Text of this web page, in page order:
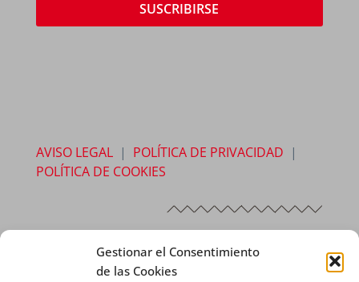
Gestionar el Consentimiento
de las Cookies
AVISO LEGAL| POLÍTICA DE PRIVACIDAD |
POLÍTICA DE COOKIES